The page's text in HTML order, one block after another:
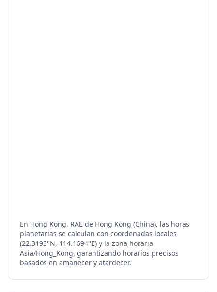
En Hong Kong, RAE de Hong Kong (China), las horas
planetarias se calculan con coordenadas locales
(22.3193°N, 114.1694°E) y la zona horaria
Asia/Hong_Kong, garantizando horarios precisos
basados en amanecer y atardecer.